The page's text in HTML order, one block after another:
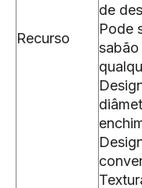
Recurso
de
Pode
sabão